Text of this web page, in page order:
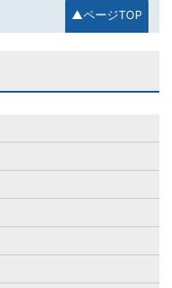
▲ページTOP